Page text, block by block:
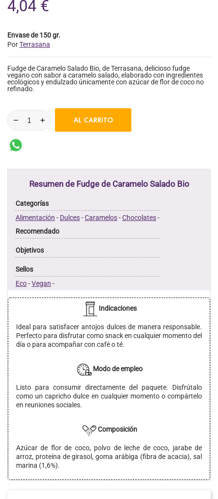
4,04 €
Envase de 150 gr.
PorTerrasana
Fudge de Caramelo Salado Bio, de Terrasana, delicioso fudge
vegano con sabor a caramelo salado, elaborado con ingredientes
ecológicos y endulzado únicamente con azúcar de flor de coco no
refinado.
AL CARRITO
Resumen de Fudge de Caramelo Salado Bio
Categorías
Alimentación - Dulces-Caramelos-Chocolates-
Recomendado
Objetivos
Sellos
Eco-Vegan -
Indicaciones
Ideal para satisfacer antojos dulces de manera responsable.
Perfecto para disfrutar como snack en cualquier momento del
día o para acompañar con café o té.
Modo de empleo
Listo para consumir directamente del paquete. Disfrútalo
como un capricho dulce en cualquier momento o compártelo
en reuniones sociales.
Composición
Azúcar de flor de coco, polvo de leche de coco, jarabe de
arroz, proteína de girasol, goma arábiga (fibra de acacia), sal
marina (1,6%).